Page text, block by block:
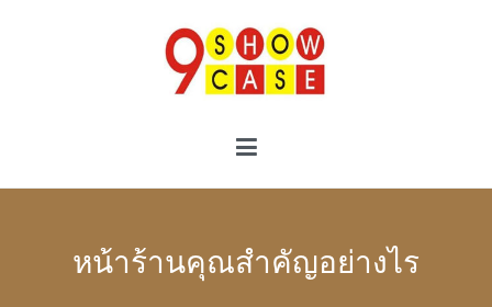
หน้าร้านคุณสำคัญอย่างไร